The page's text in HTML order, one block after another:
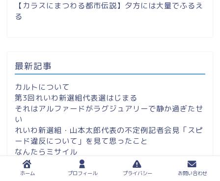
【カラスにまつわる都市伝説】夕方には大量でふるえ
る
最新記事
カルトについて
第3回れいわ新選組代表選はじまる
それはアルファードがラグジュアリーで静か過ぎたせ
い
れいわ新選組・山本太郎代表の不定例記者会見「スピ
ード違反について」を見て思ったこと
なんたらミサイル
ホーム プロフィール プライバシー お問い合わせ